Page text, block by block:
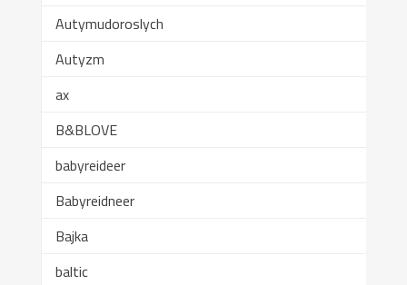
Autymudoroslych
Autyzm
ax
B&BLOVE
babyreideer
Babyreidneer
Bajka
baltic